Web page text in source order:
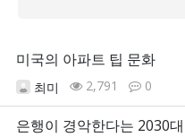
미국의 아파트 팁 문화
최미 2,791 0
은행이 경악한다는 2030